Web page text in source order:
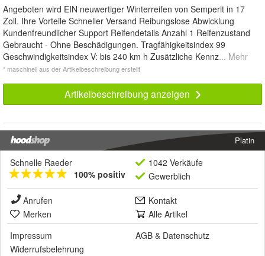
Angeboten wird EIN neuwertiger Winterreifen von Semperit in 17
Zoll. Ihre Vorteile Schneller Versand Reibungslose Abwicklung
Kundenfreundlicher Support Reifendetails Anzahl 1 Reifenzustand
Gebraucht - Ohne Beschädigungen. Tragfähigkeitsindex 99
Geschwindigkeitsindex V: bis 240 km h Zusätzliche Kennz... Mehr
* maschinell aus der Artikelbeschreibung erstellt
Artikelbeschreibung anzeigen
Platin
Schnelle Raeder
100% positiv
1042 Verkäufe
Gewerblich
Anrufen
Kontakt
Merken
Alle Artikel
Impressum
AGB & Datenschutz
Widerrufsbelehrung